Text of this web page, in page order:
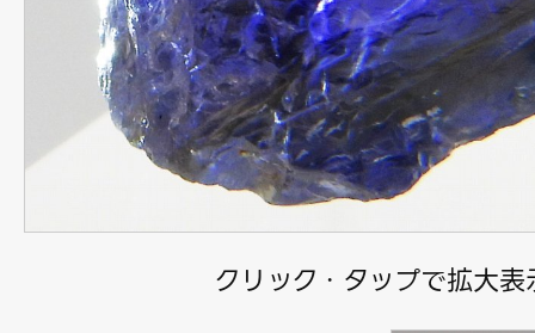
クリック・タップで拡大表